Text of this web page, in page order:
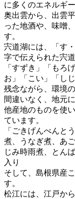
に多くのエネルギ
奥出雲から、出雲
った地酒や、味噌
す。
宍道湖には、「す
字で伝えられた宍
「すずき」「もろ
お」「こい」「し
残念ながら、環境
間違いなく、地元
他産地のものを使
ています。
「ごきげんべんと
煮、うなぎ煮、あ
じみ時雨煮、とん
入り
そして、島根県産
す。
松江には、江戸か